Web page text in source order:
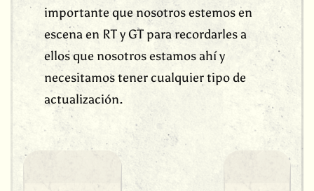
importante que nosotros estemos en
escena en RT y GT para recordarles a
ellos que nosotros estamos ahí y
necesitamos tener cualquier tipo de
actualización.
Navegación